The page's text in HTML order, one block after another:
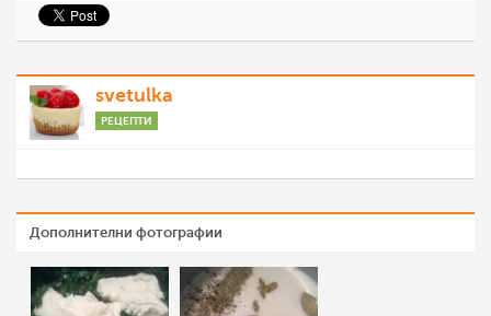
svetulka
РЕЦЕПТИ
Дополнителни фотографии